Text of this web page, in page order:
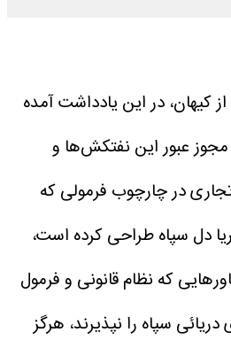
کیهان، در این یادداشت آمده
عبور این نفتکش‌ها و
در چارچوب فرمولی که
دل سپاه طراحی کرده است،
که نظام قانونی و فرمول
سپاه را نپذیرند، هرگز